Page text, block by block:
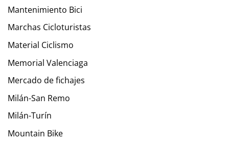
Mantenimiento Bici
Marchas Cicloturistas
Material Ciclismo
Memorial Valenciaga
Mercado de fichajes
Milán-San Remo
Milán-Turín
Mountain Bike